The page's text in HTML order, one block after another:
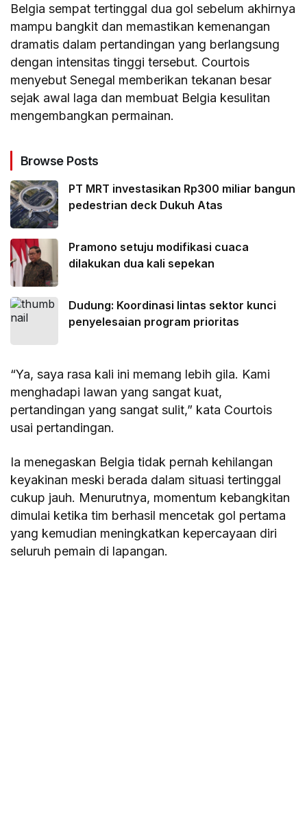
Belgia sempat tertinggal dua gol sebelum akhirnya
mampu bangkit dan memastikan kemenangan
dramatis dalam pertandingan yang berlangsung
dengan intensitas tinggi tersebut. Courtois
menyebut Senegal memberikan tekanan besar
sejak awal laga dan membuat Belgia kesulitan
mengembangkan permainan.
Browse Posts
PT MRT investasikan Rp300 miliar bangun
pedestrian deck Dukuh Atas
Pramono setuju modifikasi cuaca
dilakukan dua kali sepekan
Dudung: Koordinasi lintas sektor kunci
penyelesaian program prioritas
“Ya, saya rasa kali ini memang lebih gila. Kami
menghadapi lawan yang sangat kuat,
pertandingan yang sangat sulit,” kata Courtois
usai pertandingan.
Ia menegaskan Belgia tidak pernah kehilangan
keyakinan meski berada dalam situasi tertinggal
cukup jauh. Menurutnya, momentum kebangkitan
dimulai ketika tim berhasil mencetak gol pertama
yang kemudian meningkatkan kepercayaan diri
seluruh pemain di lapangan.